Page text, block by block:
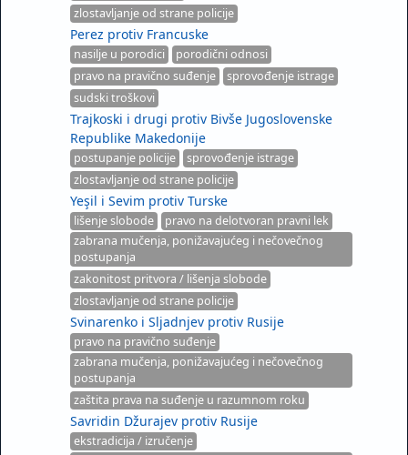
zlostavljanje od strane policije
Perez protiv Francuske
nasilje u porodici
porodični odnosi
pravo na pravično suđenje
sprovođenje istrage
sudski troškovi
Trajkoski i drugi protiv Bivše Jugoslovenske
Republike Makedonije
postupanje policije
sprovođenje istrage
zlostavljanje od strane policije
Yeşil i Sevim protiv Turske
lišenje slobode
pravo na delotvoran pravni lek
zabrana mučenja, ponižavajućeg i nečovečnog
postupanja
zakonitost pritvora / lišenja slobode
zlostavljanje od strane policije
Svinarenko i Sljadnjev protiv Rusije
pravo na pravično suđenje
zabrana mučenja, ponižavajućeg i nečovečnog
postupanja
zaštita prava na suđenje u razumnom roku
Savridin Džurajev protiv Rusije
ekstradicija / izručenje